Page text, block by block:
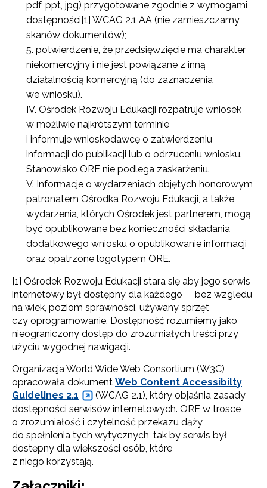
pdf, ppt, jpg) przygotowane zgodnie z wymogami
dostępności[1] WCAG 2.1 AA (nie zamieszczamy
skanów dokumentów);
potwierdzenie, że przedsięwzięcie ma charakter
niekomercyjny i nie jest powiązane z inną
działalnością komercyjną (do zaznaczenia
we wniosku).
Ośrodek Rozwoju Edukacji rozpatruje wniosek
w możliwie najkrótszym terminie
i informuje wnioskodawcę o zatwierdzeniu
informacji do publikacji lub o odrzuceniu wniosku.
Stanowisko ORE nie podlega zaskarżeniu.
Informacje o wydarzeniach objętych honorowym
patronatem Ośrodka Rozwoju Edukacji, a także
wydarzenia, których Ośrodek jest partnerem, mogą
być opublikowane bez konieczności składania
dodatkowego wniosku o opublikowanie informacji
oraz opatrzone logotypem ORE.
[1] Ośrodek Rozwoju Edukacji stara się aby jego serwis
internetowy był dostępny dla każdego − bez względu
na wiek, poziom sprawności, używany sprzęt
czy oprogramowanie. Dostępność rozumiemy jako
nieograniczony dostęp do zrozumiałych treści przy
użyciu wygodnej nawigacji.
Organizacja World Wide Web Consortium (W3C)
opracowała dokument Web Content Accessibilty
Guidelines 2.1
(WCAG 2.1), który objaśnia zasady
dostępności serwisów internetowych. ORE w trosce
o zrozumiałość i czytelność przekazu dąży
do spełnienia tych wytycznych, tak by serwis był
dostępny dla większości osób, które
z niego korzystają.